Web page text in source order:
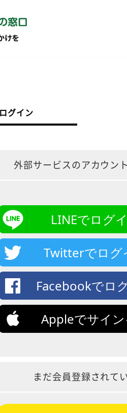
ログイン
外部サービスのアカウン
LINEでログ
Twitterでログ
Facebookでロ
Appleでサイ
まだ会員登録されて